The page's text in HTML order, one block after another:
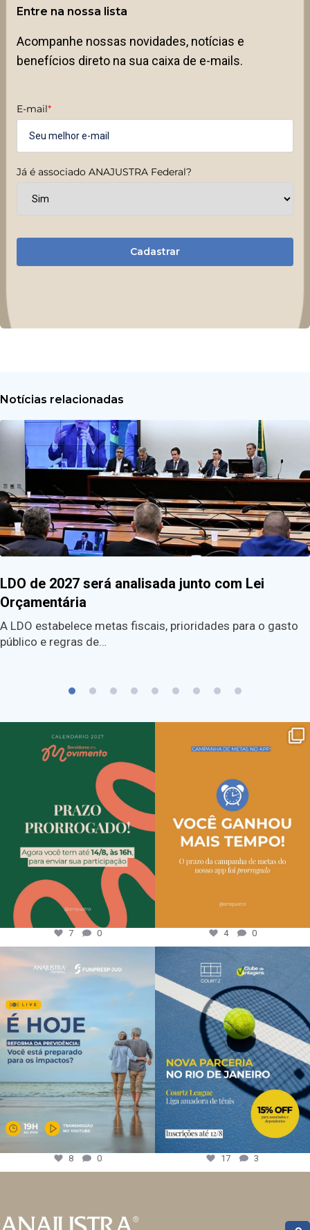
Entre na nossa lista
Acompanhe nossas novidades, notícias e
benefícios direto na sua caixa de e-mails.
E-mail*
Já é associado ANAJUSTRA Federal?
Cadastrar
Notícias relacionadas
LDO de 2027 será analisada junto com Lei
Orçamentária
A LDO estabelece metas fiscais, prioridades para o gasto
público e regras de…
7 0 4 0
8 0 17 3